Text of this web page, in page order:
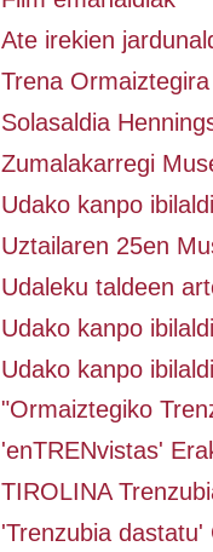
Ate irekien
Trena
Solasaldia
Zumalakarregi
Udako kanpo
Uztailaren 25en
Udaleku taldeen
Udako kanpo
Udako kanpo
"Ormaiztegiko
'enTRENvistas'
TIROLINA
'Trenzubia